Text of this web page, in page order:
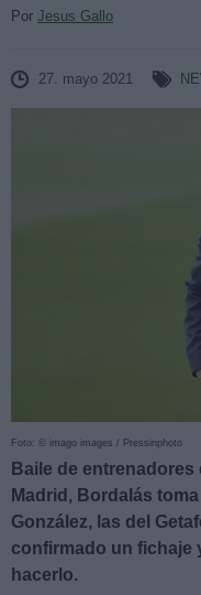
Por Jesus Gallo
27. mayo 2021
Foto: © imago images / Pressinphoto
Baile de entrenadores
Madrid, Bordalás
González, las del
confirmado un fichaje
hacerlo.